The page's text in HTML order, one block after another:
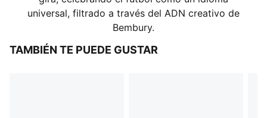
universal, filtrado a través del ADN creativo de
Bembury.
TAMBIÉN TE PUEDE GUSTAR